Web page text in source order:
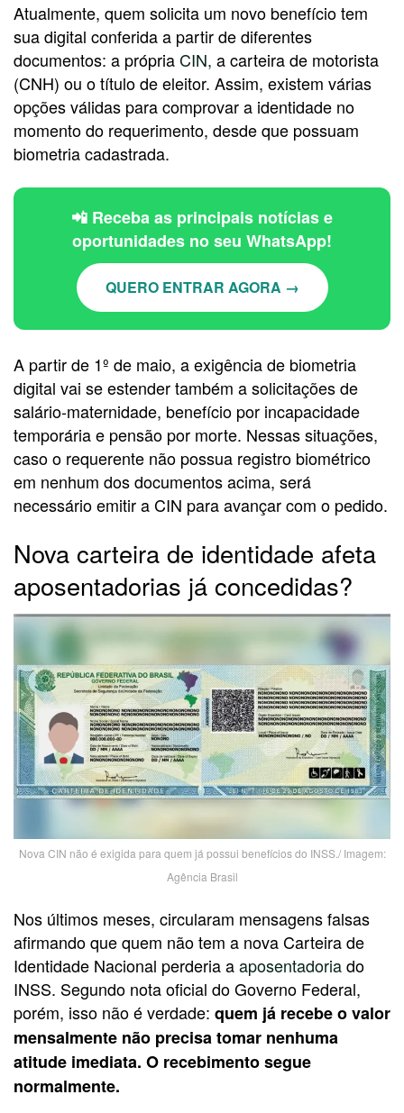
Atualmente, quem solicita um novo benefício tem
sua digital conferida a partir de diferentes
documentos: a própriaCIN, a carteira de motorista
(CNH) ou o título de eleitor. Assim, existem várias
opções válidas para comprovar a identidade no
momento do requerimento, desde que possuam
biometria cadastrada.
📲 Receba as principais notícias e
oportunidades no seu WhatsApp!
QUERO ENTRAR AGORA →
A partir de 1º de maio, a exigência de biometria
digital vai se estender também a solicitações de
salário-maternidade, benefício por incapacidade
temporária e pensão por morte. Nessas situações,
caso o requerente não possua registro biométrico
em nenhum dos documentos acima, será
necessário emitir a CIN para avançar com o pedido.
Nova carteira de identidade afeta
aposentadorias já concedidas?
Nova CIN não é exigida para quem já possui benefícios do INSS./ Imagem:
Agência Brasil
Nos últimos meses, circularam mensagens falsas
afirmando que quem não tem a nova Carteira de
Identidade Nacional perderia aaposentadoriado
INSS. Segundo nota oficial do Governo Federal,
porém, isso não é verdade: quem já recebe o valor
mensalmente não precisa tomar nenhuma
atitude imediata. O recebimento segue
normalmente.